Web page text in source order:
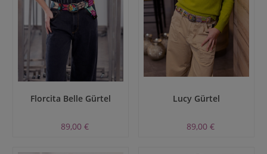
Florcita Belle Gürtel
89,00 €
Lucy Gürtel
89,00 €